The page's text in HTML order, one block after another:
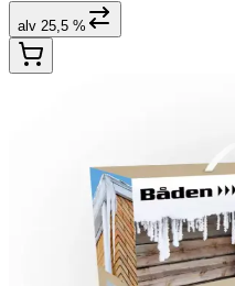
alv 25,5 %